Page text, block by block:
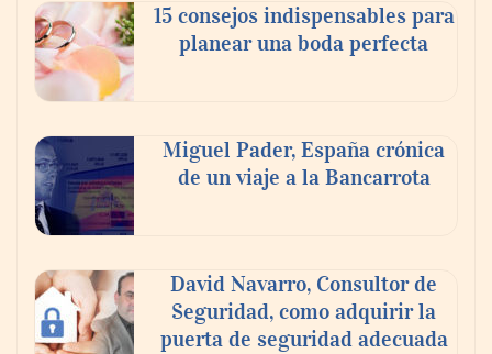
mundo elige para reunirse: 7 de cada 10 la
escogen
compromiso para el eclipse solar del 12 de
agosto
15 consejos indispensables para
planear una boda perfecta
Miguel Pader, España crónica
de un viaje a la Bancarrota
David Navarro, Consultor de
Seguridad, como adquirir la
puerta de seguridad adecuada